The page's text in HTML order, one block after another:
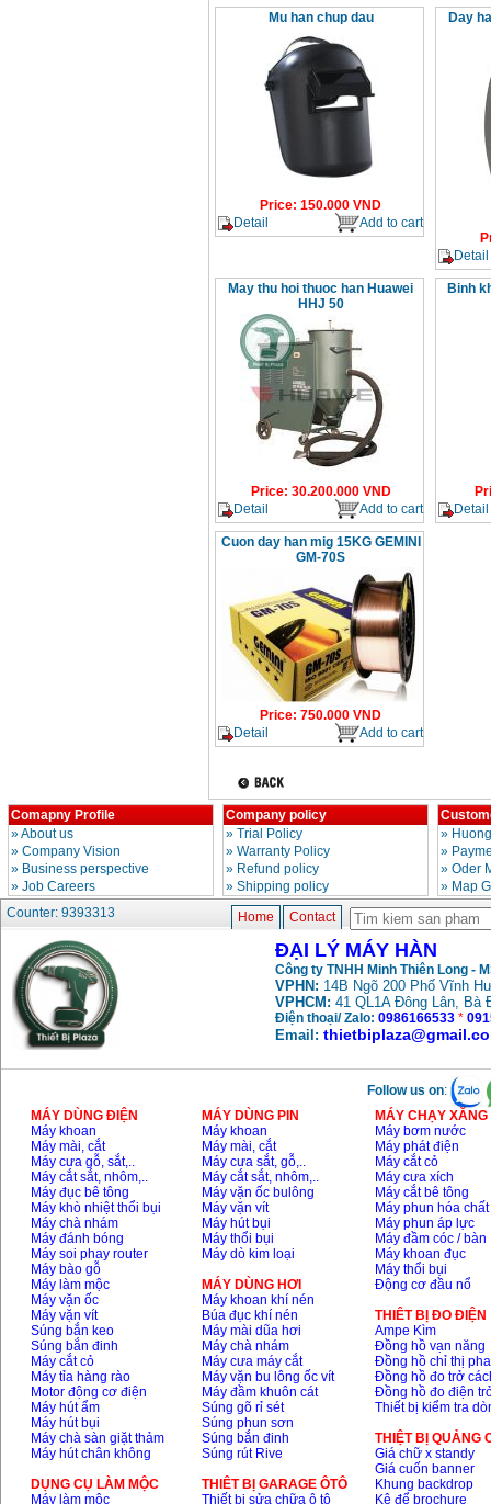
Mu han chup dau
Price: 150.000 VND
Detail
Add to cart
Day
Detail
May thu hoi thuoc han Huawei
HHJ 50
Price: 30.200.000VND
Detail
Add to cart
Binh
Detail
Cuon day han mig 15KG GEMINI
GM-70S
Price: 750.000 VND
Detail
Add to cart
Comapny Profile
»About us
» Company Vision
» Business perspective
» Job Careers
Company policy
» Trial Policy
» Warranty Policy
» Refund policy
» Shipping policy
»
»
» Oder
» Map
Counter: 9393313
Home Contact
ĐẠI LÝ MÁY HÀN
Công ty TNHH Minh Thiên Long -
VPHN: 14B Ngõ 200 Phố Vĩnh
VPHCM: 41 QL1A Đông Lân, Bà
Điện thoại/ Zalo: 0986166533 *
Email:
Follow us on:
MÁY DÙNG ĐIỆN
Máy khoan
Máy mài, cắt
Máy cưa gỗ, sắt,..
Máy cắt sắt, nhôm,..
Máy đục bê tông
Máy khò nhiệt thổi bụi
Máy chà nhám
Máy đánh bóng
Máy soi phay router
Máy bào gỗ
Máy làm mộc
Máy vặn ốc
Máy vặn vít
Súng bắn keo
Súng bắn đinh
Máy cắt cỏ
Máy tỉa hàng rào
Motor động cơ điện
Máy hút ẩm
Máy hút bụi
Máy chà sàn giặt thảm
Máy hút chân không
DỤNG CỤ LÀM MỘC
Máy làm mộc
MÁY DÙNG PIN
Máy khoan
Máy mài, cắt
Máy cưa sắt, gỗ,..
Máy cắt sắt, nhôm,..
Máy vặn ốc bulông
Máy vặn vít
Máy hút bụi
Máy thổi bụi
Máy dò kim loại
MÁY DÙNG HƠI
Máy khoan khí nén
Búa đục khí nén
Máy mài dũa hơi
Máy chà nhám
Máy cưa máy cắt
Máy vặn bu lông ốc vít
Máy đầm khuôn cát
Súng gõ rỉ sét
Súng phun sơn
Súng bắn đinh
Súng rút Rive
THIÊT BỊ GARAGE ÔTÔ
Thiết bị sửa chữa ô tô
MÁY CHẠY
Máy bơm nước
Máy phát điện
Máy cắt cỏ
Máy cưa xích
Máy cắt bê tông
Máy phun hóa chất
Máy phun áp lực
Máy đầm cóc / bàn
Máy khoan đục
Máy thổi bụi
Động cơ đầu nổ
THIÊT BỊ ĐO ĐIỆN
Ampe Kìm
Đồng hồ vạn năng
Đồng hồ chỉ thị pha
Đồng hồ đo trở
Đồng hồ đo điện
Thiết bị kiểm tra
THIỆT BỊ QUẢNG
Giá chữ x standy
Giá cuốn banner
Khung backdrop
Kệ để brochure